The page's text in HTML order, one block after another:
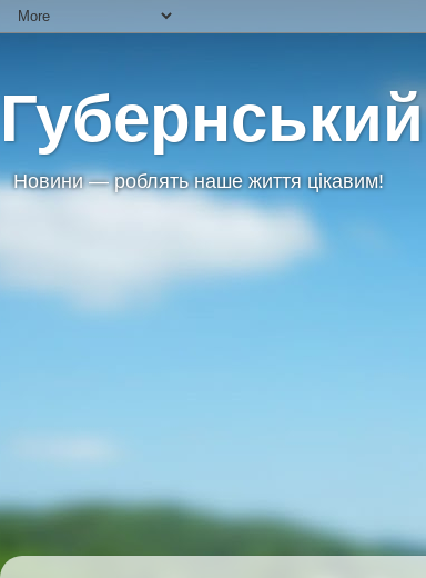
Новини — роблять наше життя цікавим!